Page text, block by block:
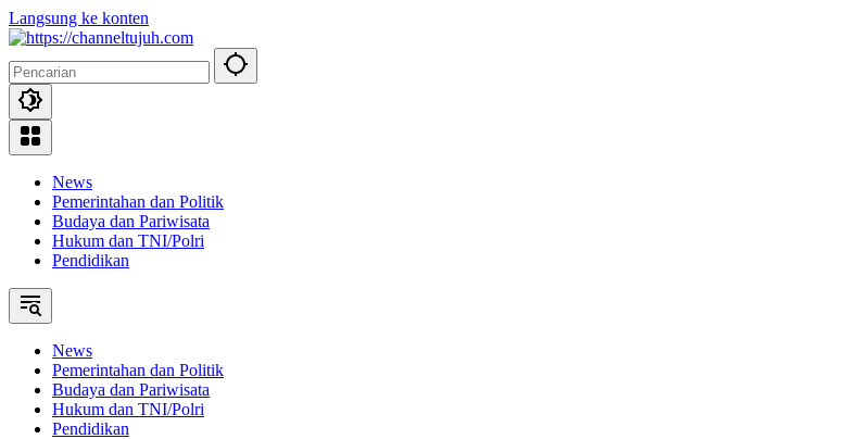
Langsung ke konten
News
Pemerintahan dan Politik
Budaya dan Pariwisata
Hukum dan TNI/Polri
Pendidikan
News
Pemerintahan dan Politik
Budaya dan Pariwisata
Hukum dan TNI/Polri
Pendidikan